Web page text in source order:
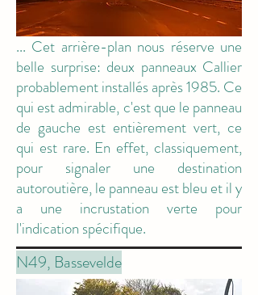
M10
... Cet arrière-plan nous réserve une
belle surprise: deux panneaux Callier
probablement installés après 1985. Ce
qui est admirable, c'est que le panneau
de gauche est entièrement vert, ce
qui est rare. En effet, classiquement,
pour signaler une destination
autoroutière, le panneau est bleu et il y
a une incrustation verte pour
l'indication spécifique.
M10
N49, Bassevelde